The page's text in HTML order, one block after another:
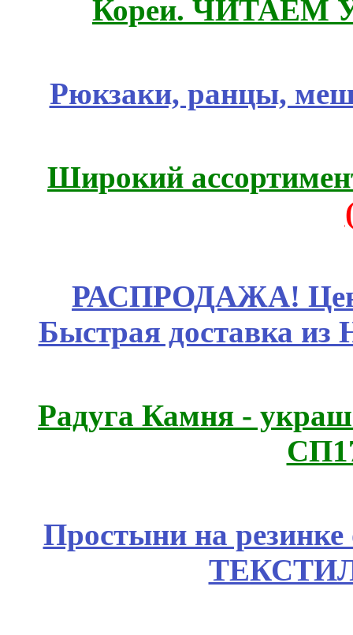
Кореи. ЧИТАЕМ
Рюкзаки, ранцы,
Широкий
РАСПРОДАЖА!
Быстрая доставка из
Радуга Камня -
Простыни на